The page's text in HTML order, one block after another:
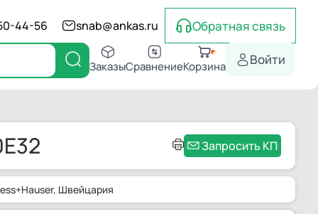
44-56 snab@ankas.ru Обратная связь
ЗаказыСравнениеКорзина Войти
Запросить КП
, Швейцария